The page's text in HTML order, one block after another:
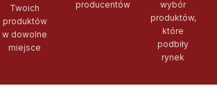
Twoich
produktów
w dowolne
miejsce
producentów
wybór
produktów,
które
podbiły
rynek